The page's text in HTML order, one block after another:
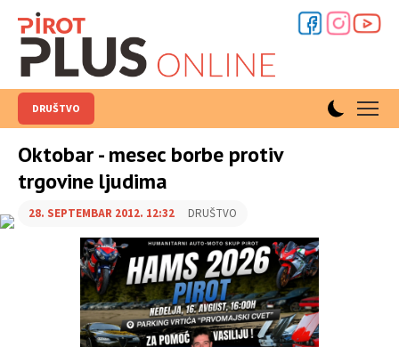
DRUŠTVO
Oktobar - mesec borbe protiv
trgovine ljudima
28. SEPTEMBAR 2012. 12:32 DRUŠTVO